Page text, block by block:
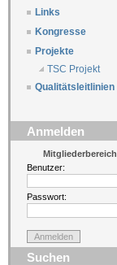
Links
Kongresse
Projekte
TSC Projekt
Qualitätsleitlinien
Anmelden
Mitgliederbereich
Benutzer:
Passwort:
Suchen